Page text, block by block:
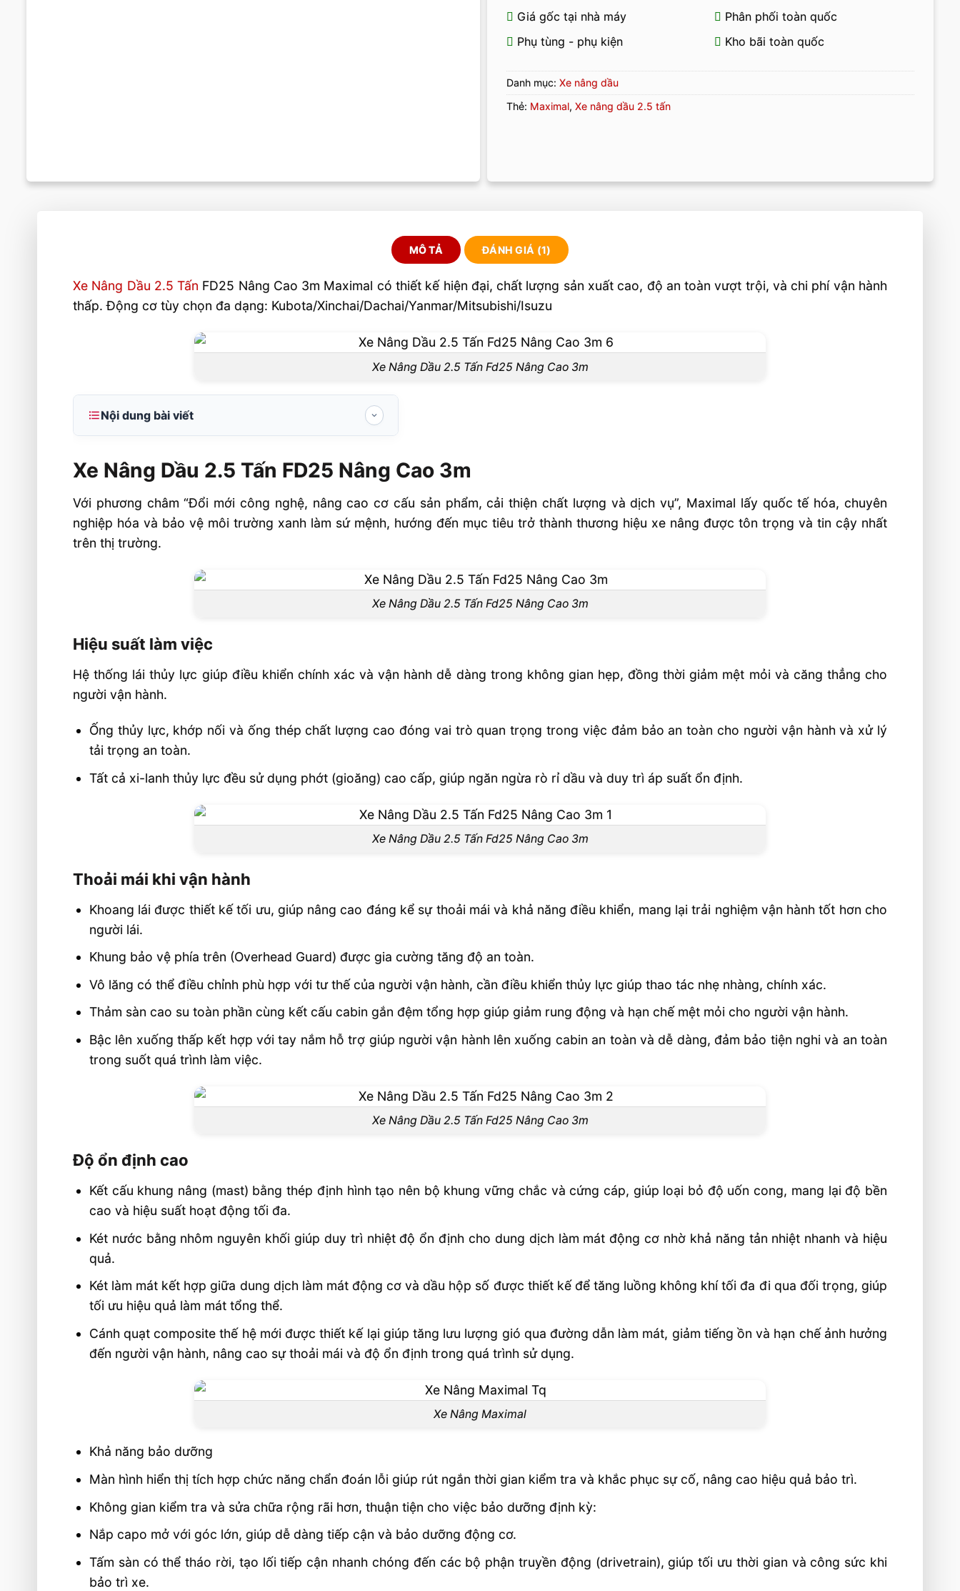
Giá gốc tại nhà máy
Phân phối toàn quốc
Phụ tùng - phụ kiện
Kho bãi toàn quốc
Danh mục: Xe nâng dầu
Thẻ: Maximal, Xe nâng dầu 2.5 tấn
MÔ TẢ ĐÁNH GIÁ (1)
Xe Nâng Dầu 2.5 Tấn FD25 Nâng Cao 3m Maximal có thiết kế hiện đại, chất lượng sản xuất cao, độ an toàn vượt trội, và chi phí vận hành
thấp. Động cơ tùy chọn đa dạng: Kubota/Xinchai/Dachai/Yanmar/Mitsubishi/Isuzu
Xe Nâng Dầu 2.5 Tấn Fd25 Nâng Cao 3m
Nội dung bài viết
Hiệu suất làm việc
Thoải mái khi vận hành
Độ ổn định cao
Thông số kỹ thuật Xe Nâng Dầu 2.5 Tấn FD25
Thương hiệu Maximal
Xe Nâng Dầu 2.5 Tấn FD25 Nâng Cao 3m
Với phương châm “Đổi mới công nghệ, nâng cao cơ cấu sản phẩm, cải thiện chất lượng và dịch vụ”, Maximal lấy quốc tế hóa, chuyên
nghiệp hóa và bảo vệ môi trường xanh làm sứ mệnh, hướng đến mục tiêu trở thành thương hiệu xe nâng được tôn trọng và tin cậy nhất
trên thị trường.
Xe Nâng Dầu 2.5 Tấn Fd25 Nâng Cao 3m
Hiệu suất làm việc
Hệ thống lái thủy lực giúp điều khiển chính xác và vận hành dễ dàng trong không gian hẹp, đồng thời giảm mệt mỏi và căng thẳng cho
người vận hành.
Ống thủy lực, khớp nối và ống thép chất lượng cao đóng vai trò quan trọng trong việc đảm bảo an toàn cho người vận hành và xử lý
tải trọng an toàn.
Tất cả xi-lanh thủy lực đều sử dụng phớt (gioăng) cao cấp, giúp ngăn ngừa rò rỉ dầu và duy trì áp suất ổn định.
Xe Nâng Dầu 2.5 Tấn Fd25 Nâng Cao 3m
Thoải mái khi vận hành
Khoang lái được thiết kế tối ưu, giúp nâng cao đáng kể sự thoải mái và khả năng điều khiển, mang lại trải nghiệm vận hành tốt hơn cho
người lái.
Khung bảo vệ phía trên (Overhead Guard) được gia cường tăng độ an toàn.
Vô lăng có thể điều chỉnh phù hợp với tư thế của người vận hành, cần điều khiển thủy lực giúp thao tác nhẹ nhàng, chính xác.
Thảm sàn cao su toàn phần cùng kết cấu cabin gắn đệm tổng hợp giúp giảm rung động và hạn chế mệt mỏi cho người vận hành.
Bậc lên xuống thấp kết hợp với tay nắm hỗ trợ giúp người vận hành lên xuống cabin an toàn và dễ dàng, đảm bảo tiện nghi và an toàn
trong suốt quá trình làm việc.
Xe Nâng Dầu 2.5 Tấn Fd25 Nâng Cao 3m
Độ ổn định cao
Kết cấu khung nâng (mast) bằng thép định hình tạo nên bộ khung vững chắc và cứng cáp, giúp loại bỏ độ uốn cong, mang lại độ bền
cao và hiệu suất hoạt động tối đa.
Két nước bằng nhôm nguyên khối giúp duy trì nhiệt độ ổn định cho dung dịch làm mát động cơ nhờ khả năng tản nhiệt nhanh và hiệu
quả.
Két làm mát kết hợp giữa dung dịch làm mát động cơ và dầu hộp số được thiết kế để tăng luồng không khí tối đa đi qua đối trọng, giúp
tối ưu hiệu quả làm mát tổng thể.
Cánh quạt composite thế hệ mới được thiết kế lại giúp tăng lưu lượng gió qua đường dẫn làm mát, giảm tiếng ồn và hạn chế ảnh hưởng
đến người vận hành, nâng cao sự thoải mái và độ ổn định trong quá trình sử dụng.
Xe Nâng Maximal
Khả năng bảo dưỡng
Màn hình hiển thị tích hợp chức năng chẩn đoán lỗi giúp rút ngắn thời gian kiểm tra và khắc phục sự cố, nâng cao hiệu quả bảo trì.
Không gian kiểm tra và sửa chữa rộng rãi hơn, thuận tiện cho việc bảo dưỡng định kỳ:
Nắp capo mở với góc lớn, giúp dễ dàng tiếp cận và bảo dưỡng động cơ.
Tấm sàn có thể tháo rời, tạo lối tiếp cận nhanh chóng đến các bộ phận truyền động (drivetrain), giúp tối ưu thời gian và công sức khi
bảo trì xe.